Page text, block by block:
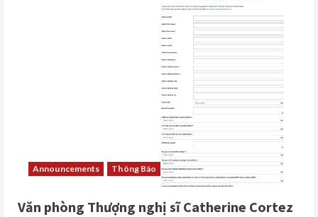
Announcements Thông Báo
Văn phòng Thượng nghị sĩ Catherine Cortez